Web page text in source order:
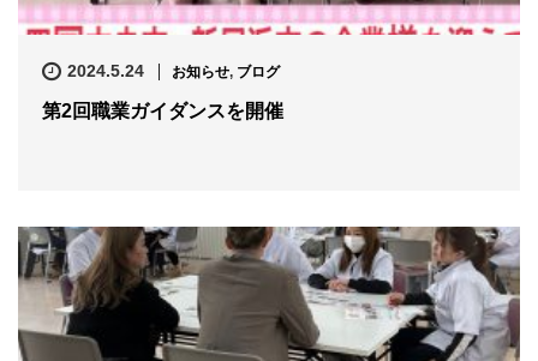
2024.5.24 お知らせ, ブログ
第2回職業ガイダンスを開催